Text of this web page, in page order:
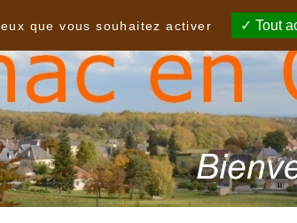
que vous souhaitez activer
Tout